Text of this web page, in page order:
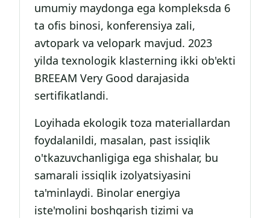
umumiy maydonga ega kompleksda 6
ta ofis binosi, konferensiya zali,
avtopark va velopark mavjud. 2023
yilda texnologik klasterning ikki ob'ekti
BREEAM Very Good darajasida
sertifikatlandi.
Loyihada ekologik toza materiallardan
foydalanildi, masalan, past issiqlik
o'tkazuvchanligiga ega shishalar, bu
samarali issiqlik izolyatsiyasini
ta'minlaydi. Binolar energiya
iste'molini boshqarish tizimi va